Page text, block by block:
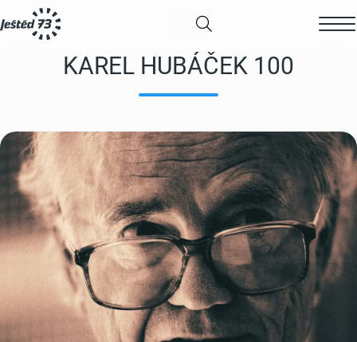
KAREL HUBÁČEK 100